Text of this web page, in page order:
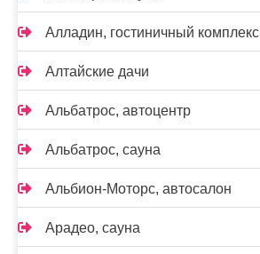
Алладин, гостиничный комплекс
Алтайские дачи
Альбатрос, автоцентр
Альбатрос, сауна
Альбион-Моторс, автосалон
Арадео, сауна